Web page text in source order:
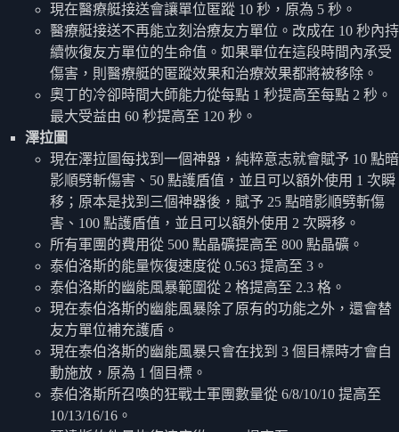
現在醫療艇接送會讓單位匿蹤 10 秒，原為 5 秒。
醫療艇接送不再能立刻治療友方單位。改成在 10 秒內持
續恢復友方單位的生命值。如果單位在這段時間內承受
傷害，則醫療艇的匿蹤效果和治療效果都將被移除。
奧丁的冷卻時間大師能力從每點 1 秒提高至每點 2 秒。
最大受益由 60 秒提高至 120 秒。
澤拉圖
現在澤拉圖每找到一個神器，純粹意志就會賦予 10 點暗
影順劈斬傷害、50 點護盾值，並且可以額外使用 1 次瞬
移；原本是找到三個神器後，賦予 25 點暗影順劈斬傷
害、100 點護盾值，並且可以額外使用 2 次瞬移。
所有軍團的費用從 500 點晶礦提高至 800 點晶礦。
泰伯洛斯的能量恢復速度從 0.563 提高至 3。
泰伯洛斯的幽能風暴範圍從 2 格提高至 2.3 格。
現在泰伯洛斯的幽能風暴除了原有的功能之外，還會替
友方單位補充護盾。
現在泰伯洛斯的幽能風暴只會在找到 3 個目標時才會自
動施放，原為 1 個目標。
泰伯洛斯所召喚的狂戰士軍團數量從 6/8/10/10 提高至
10/13/16/16。